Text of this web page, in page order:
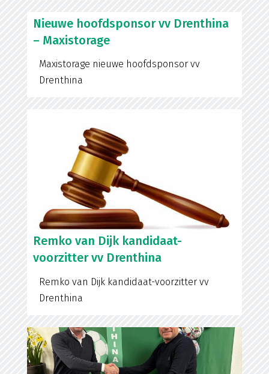
Nieuwe hoofdsponsor vv Drenthina
– Maxistorage
Maxistorage nieuwe hoofdsponsor vv
Drenthina
Remko van Dijk kandidaat-
voorzitter vv Drenthina
Remko van Dijk kandidaat-voorzitter vv
Drenthina